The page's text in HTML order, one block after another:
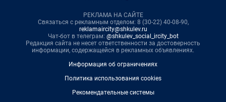
РЕКЛАМА НА САЙТЕ
Связаться с рекламным отделом: 8 (30-22) 40-08-90,
reklamaircity@shkulev.ru
Чат-бот в телеграм: @shkulev_social_ircity_bot
Редакция сайта не несет ответственности за достоверность
информации, содержащейся в рекламных объявлениях.
Информация об ограничениях
Политика использования cookies
Рекомендательные системы